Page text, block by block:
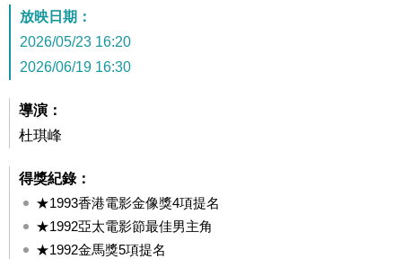
放映日期：
2026/05/23 16:20
2026/06/19 16:30
導演：
杜琪峰
得獎紀錄：
★1993香港電影金像獎4項提名
★1992亞太電影節最佳男主角
★1992金馬獎5項提名